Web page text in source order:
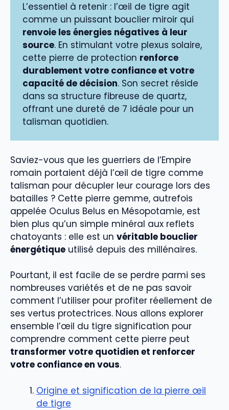
L’essentiel à retenir : l’œil de tigre agit
comme un puissant bouclier miroir qui
renvoie les énergies négatives à leur
source. En stimulant votre plexus solaire,
cette pierre de protection renforce
durablement votre confiance et votre
capacité de décision. Son secret réside
dans sa structure fibreuse de quartz,
offrant une dureté de 7 idéale pour un
talisman quotidien.
Saviez-vous que les guerriers de l’Empire
romain portaient déjà l’œil de tigre comme
talisman pour décupler leur courage lors des
batailles ? Cette pierre gemme, autrefois
appelée Oculus Belus en Mésopotamie, est
bien plus qu’un simple minéral aux reflets
chatoyants : elle est un véritable bouclier
énergétique utilisé depuis des millénaires.
Pourtant, il est facile de se perdre parmi ses
nombreuses variétés et de ne pas savoir
comment l’utiliser pour profiter réellement de
ses vertus protectrices. Nous allons explorer
ensemble l’œil du tigre signification pour
comprendre comment cette pierre peut
transformer votre quotidien et renforcer
votre confiance en vous.
Origine et signification de la pierre œil
de tigre